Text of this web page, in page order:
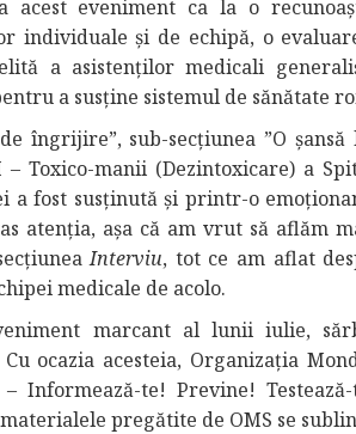
acest eveniment ca la o
individuale și de echipă, o
a asistenților medicali
a susține sistemul de sănătate
îngrijire”, sub-secțiunea ”O
Toxico-manii (Dezintoxicare) a
a fost susținută și printr-o
atenția, așa că am vrut să aflăm
Interviu, tot ce am aflat
medicale de acolo.
marcant al lunii iulie,
ocazia acesteia, Organizația
Informează-te! Previne!
pregătite de OMS se